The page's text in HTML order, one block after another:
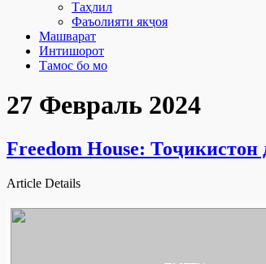
Таҳлил
Фаъолияти якҷоя
Машварат
Интишорот
Тамос бо мо
27 Февраль 2024
Freedom House:
Article Details